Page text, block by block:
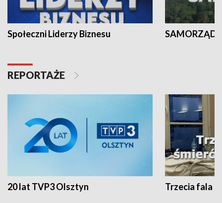
Społeczni Liderzy Biznesu SAMORZĄD
REPORTAŻE
20 lat TVP3 Olsztyn Trzecia fala -